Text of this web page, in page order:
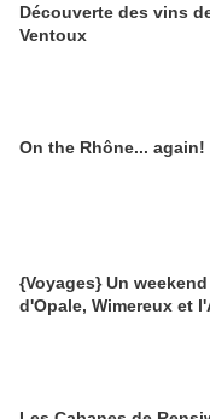
Découverte des vins
Ventoux
On the Rhône... again!
{Voyages} Un
d'Opale, Wimereux et